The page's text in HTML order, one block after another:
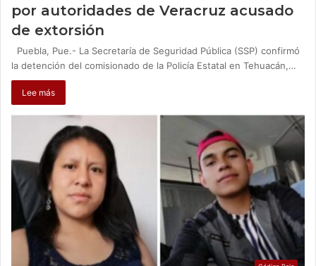
por autoridades de Veracruz acusado
de extorsión
Puebla, Pue.- La Secretaría de Seguridad Pública (SSP) confirmó
la detención del comisionado de la Policía Estatal en Tehuacán,…
Lee más